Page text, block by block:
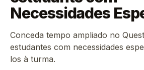
Necessidades
Conceda tempo ampliado no
estudantes com necessidades
los à turma.